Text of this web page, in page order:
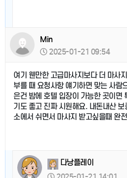
Min
2025-01-21 09:54
여기 웬만한 고급마사지보다 더 마사
부를 때 요청사항 얘기하면 맞는 사람
은건 밤에 호텔 입장이 가능한 곳이면
기도 좋고 진짜 시원해요. 내돈내산
소에서 쉬면서 마사지 받고싶을때 완
다낭플레이